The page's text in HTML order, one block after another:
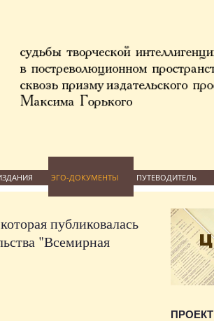
ЭГО-ДОКУМЕНТЫ ПУТЕВОДИТЕЛЬ
публиковалась
"Всемирная
ПРОЕКТ